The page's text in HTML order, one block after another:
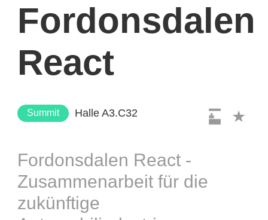
Fordonsdalen
React
Summit Halle A3.C32
Fordonsdalen React -
Zusammenarbeit für die
zukünftige